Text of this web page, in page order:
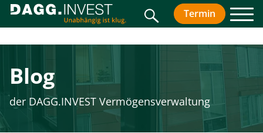
SucheTermin
Blog
der DAGG.INVEST Vermögensverwaltung